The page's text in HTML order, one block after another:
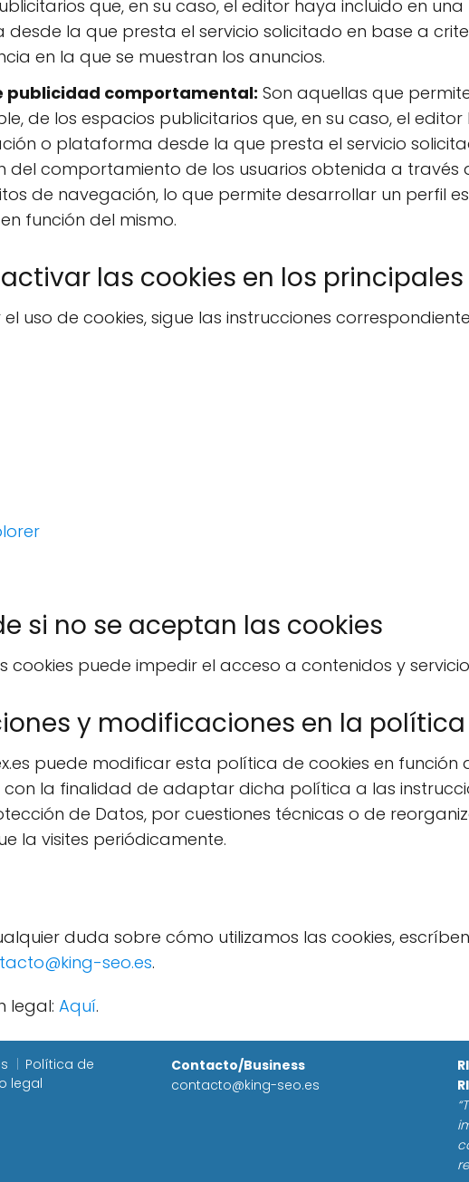
que, en su caso, el editor haya incluido en
la que presta el servicio solicitado en base a
en la que se muestran los anuncios.
publicidad comportamental: Son aquellas que
de los espacios publicitarios que, en su caso, el
o plataforma desde la que presta el servicio
del comportamiento de los usuarios obtenida a través
de navegación, lo que permite desarrollar un perfil
función del mismo.
las cookies en los
uso de cookies, sigue las instrucciones
si no se aceptan las cookies
cookies puede impedir el acceso a contenidos y
y modificaciones en la
puede modificar esta política de cookies en función
con la finalidad de adaptar dicha política a las
de Datos, por cuestiones técnicas o de
la visites periódicamente.
duda sobre cómo utilizamos las cookies,
seo.es.
legal: Aquí.
Política de
legal
Contacto/Business
contacto@king-seo.es